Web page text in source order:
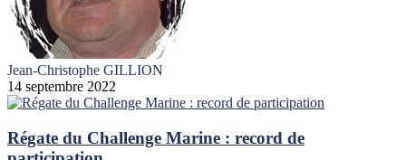
Jean-Christophe GILLION
14 septembre 2022
Régate du Challenge Marine : record de